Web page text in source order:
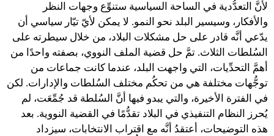
لأنَّ التعدُّدية في الساحة السياسية ستنوِّع وجهات النظر
والأفكار، وسيسير البلد نحو النمو. لا يمكن لأيّ تيّار سياسي أن
يدّعي أنَّه قادر على حل مشكلات البلاد، من خلال سيطرته على
السُلطات الثلاث. تمَّ حل قضية الملف النووي، بصفته واحدًا من
أهمَّ التحدِّيات، التي واجهت البلد، عندما كانت جماعات من
توجُّهات مختلفة هي من تحكُم مختلف السُلطات والإدارات. لكن
في الفترة الأخيرة، والتي يبدو فيها أنَّ السُلطة قد جُمِّعَت، لم
يُحرز النظام التنفيذي في البلاد تقدُّمًا في القضية النووية. بعد
هذه التوضيحات، أعتقدُ أنَّه مع اقتراب الانتخابات، سيزداد